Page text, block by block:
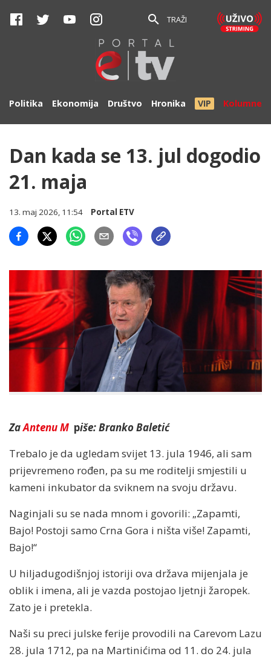
TRAŽI
Politika Ekonomija Društvo Hronika VIP Kolumne
Dan kada se 13. jul dogodio
21. maja
13. maj 2026, 11:54 Portal ETV
ZaAntenu M piše: Branko Baletić
Trebalo je da ugledam svijet 13. jula 1946, ali sam
prijevremeno rođen, pa su me roditelji smjestili u
kameni inkubator da sviknem na svoju državu.
Naginjali su se nada mnom i govorili: „Zapamti,
Bajo! Postoji samo Crna Gora i ništa više! Zapamti,
Bajo!“
U hiljadugodišnjoj istoriji ova država mijenjala je
oblik i imena, ali je vazda postojao ljetnji žaropek.
Zato je i pretekla.
Naši su preci julske ferije provodili na Carevom Lazu
28. jula 1712, pa na Martinićima od 11. do 24. jula